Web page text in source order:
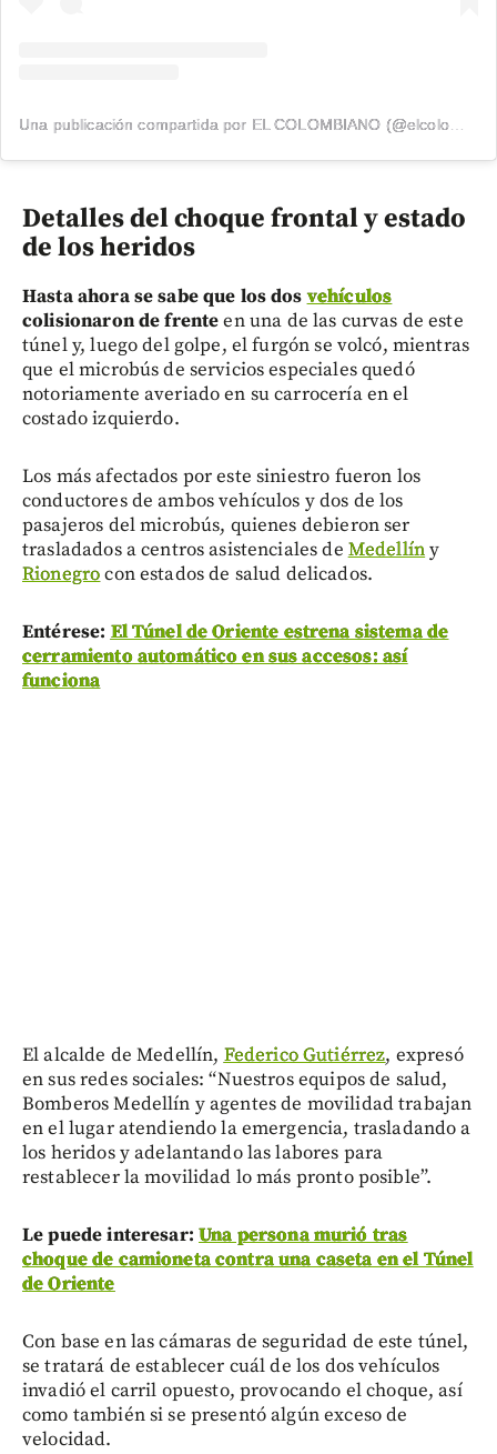
Una publicación compartida por EL COLOMBIANO (@elcolombiano_)
Detalles del choque frontal y estado
de los heridos
Hasta ahora se sabe que los dosvehículos
colisionaron de frenteen una de las curvas de este
túnel y, luego del golpe, el furgón se volcó, mientras
que el microbús de servicios especiales quedó
notoriamente averiado en su carrocería en el
costado izquierdo.
Los más afectados por este siniestro fueron los
conductores de ambos vehículos y dos de los
pasajeros del microbús, quienes debieron ser
trasladados a centros asistenciales de Medellíny
Rionegrocon estados de salud delicados.
Entérese: El Túnel de Oriente estrena sistema de
cerramiento automático en sus accesos: así
funciona
El alcalde de Medellín, Federico Gutiérrez, expresó
en sus redes sociales: “Nuestros equipos de salud,
Bomberos Medellín y agentes de movilidad trabajan
en el lugar atendiendo la emergencia, trasladando a
los heridos y adelantando las labores para
restablecer la movilidad lo más pronto posible”.
Le puede interesar: Una persona murió tras
choque de camioneta contra una caseta en el Túnel
de Oriente
Con base en las cámaras de seguridad de este túnel,
se tratará de establecer cuál de los dos vehículos
invadió el carril opuesto, provocando el choque, así
como también si se presentó algún exceso de
velocidad.